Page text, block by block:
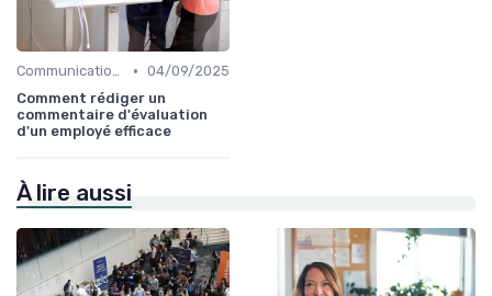
Communication efficace • 04/09/2025
Comment rédiger un
commentaire d'évaluation
d'un employé efficace
À lire aussi